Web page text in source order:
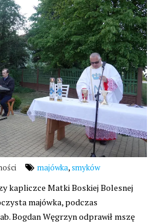
majówka,smyków
kapliczce Matki Boskiej Bolesnej
majówka, podczas
Bogdan Węgrzyn odprawił mszę